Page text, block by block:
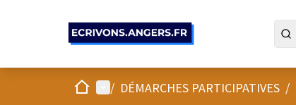
AccueilMenu principal
/ DÉMARCHES PARTICIPATIVES /